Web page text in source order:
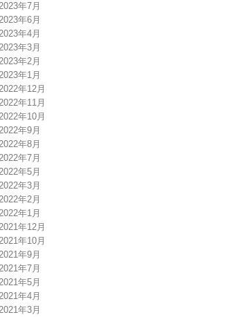
年7月
年6月
年4月
年3月
年2月
年1月
年12月
年11月
年10月
年9月
年8月
年7月
年5月
年3月
年2月
年1月
年12月
年10月
年9月
年7月
年5月
年4月
年3月